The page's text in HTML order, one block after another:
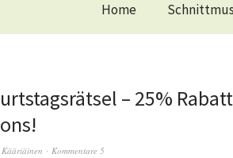
Home
– 25%
Kommentare 5